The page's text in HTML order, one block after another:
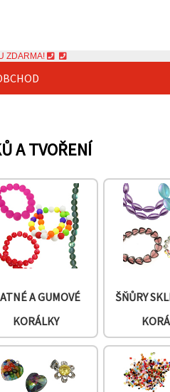
ZDARMA!
A TVOŘENÍ
A GUMOVÉ
KORÁLKY
ŠŇŮRY